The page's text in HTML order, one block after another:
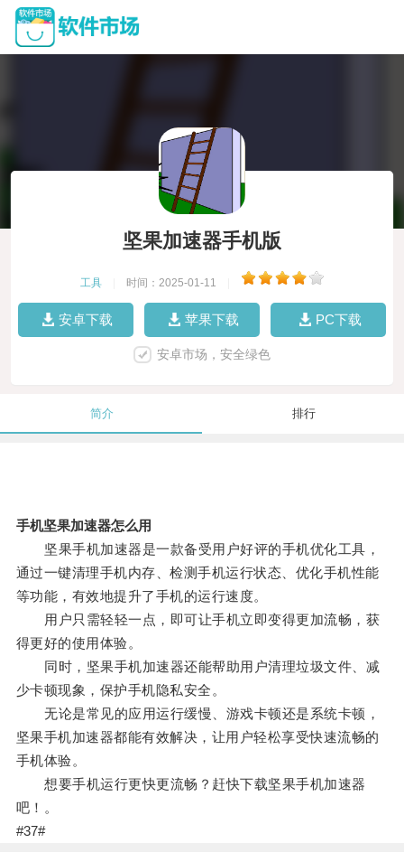
坚果加速器手机版
工具 时间：2025-01-11
安卓下载 苹果下载 PC下载
安卓市场，安全绿色
简介 排行
手机坚果加速器怎么用
坚果手机加速器是一款备受用户好评的手机优化工具，
通过一键清理手机内存、检测手机运行状态、优化手机性能
等功能，有效地提升了手机的运行速度。
用户只需轻轻一点，即可让手机立即变得更加流畅，获
得更好的使用体验。
同时，坚果手机加速器还能帮助用户清理垃圾文件、减
少卡顿现象，保护手机隐私安全。
无论是常见的应用运行缓慢、游戏卡顿还是系统卡顿，
坚果手机加速器都能有效解决，让用户轻松享受快速流畅的
手机体验。
想要手机运行更快更流畅？赶快下载坚果手机加速器
吧！。
#37#